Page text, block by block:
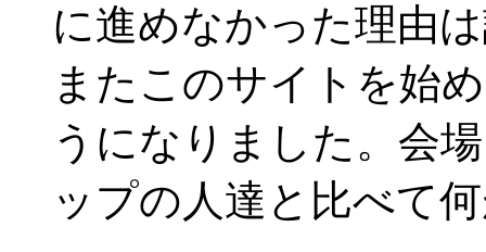
に進めなかった理由
またこのサイトを始
うになりました。会
ップの人達と比べて